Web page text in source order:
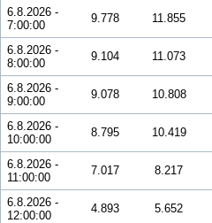
6.8.2026 -
7:00:00
9.778 11.855
6.8.2026 -
8:00:00
9.104 11.073
6.8.2026 -
9:00:00
9.078 10.808
6.8.2026 -
10:00:00
8.795 10.419
6.8.2026 -
11:00:00
7.017 8.217
6.8.2026 -
12:00:00
4.893 5.652